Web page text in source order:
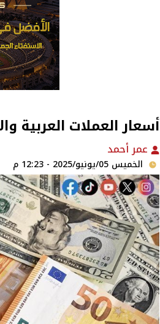
أسعار العملات العربية
عمر أحمد
الخميس 05/يونيو/2025 - 12:23 م